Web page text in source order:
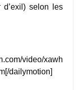
d’exil) selon les
video/xawh
dailymotion]